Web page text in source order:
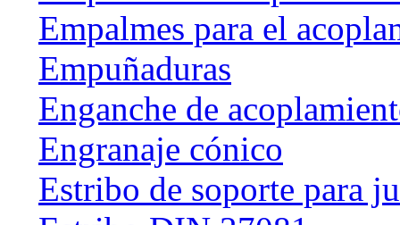
Empalmes para el
Empuñaduras
Enganche de
Engranaje cónico
Estribo de soporte para